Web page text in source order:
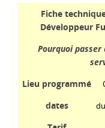
Fiche
Développeur
Pourquoi passer
Lieu programmé
dates